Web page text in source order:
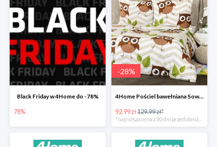
Black Friday w 4Home do -78%
78%
-28%
4Home Pościel bawełniana Sowy -28%
92.99 zł129.99 zł*